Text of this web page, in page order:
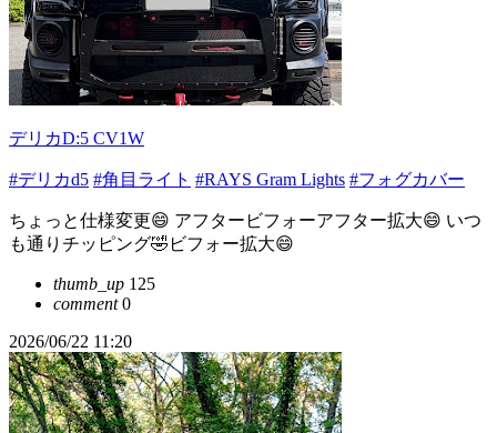
デリカD:5 CV1W
#デリカd5 #角目ライト #RAYS Gram Lights #フォグカバー
ちょっと仕様変更😄 アフタービフォーアフター拡大😄 いつ
も通りチッピング🤣ビフォー拡大😄
thumb_up 125
comment0
2026/06/22 11:20